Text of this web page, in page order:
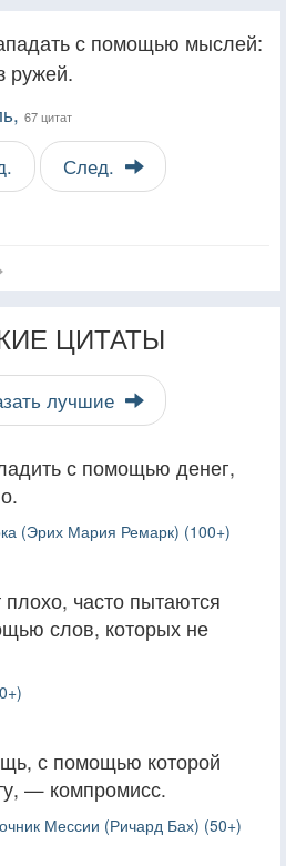
с помощью мыслей:
ружей.
67 цитат
След.
ЦИТАТЫ
лучшие
с помощью денег,
(Эрих Мария Ремарк) (100+)
часто пытаются
слов, которых не
с помощью которой
— компромисс.
Мессии (Ричард Бах) (50+)